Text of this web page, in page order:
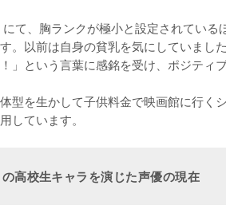
て、胸ランクが極小と設定されてい
。以前は自身の貧乳を気にしていまし
」という言葉に感銘を受け、ポジティ
型を生かして子供料金で映画館に行く
しています。
高校生キャラを演じた声優の現在